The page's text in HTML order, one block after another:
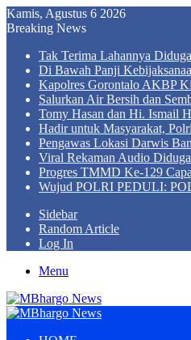
Kamis, Agustus 6 2026
Breaking News
Tak Terima Lahannya
Di Bawah Panji
Kapolres Gorontalo AKBP
Salurkan Air Bersih dan
Tomy Hasan dan Hi. Ismail
Hadir untuk Masyarakat,
Pengawas Lokasi Darwis
Viral Rekaman Audio
Progres TMMD Ke-129
Wujud POLRI PEDULI:
Sidebar
Random Article
Log In
Menu